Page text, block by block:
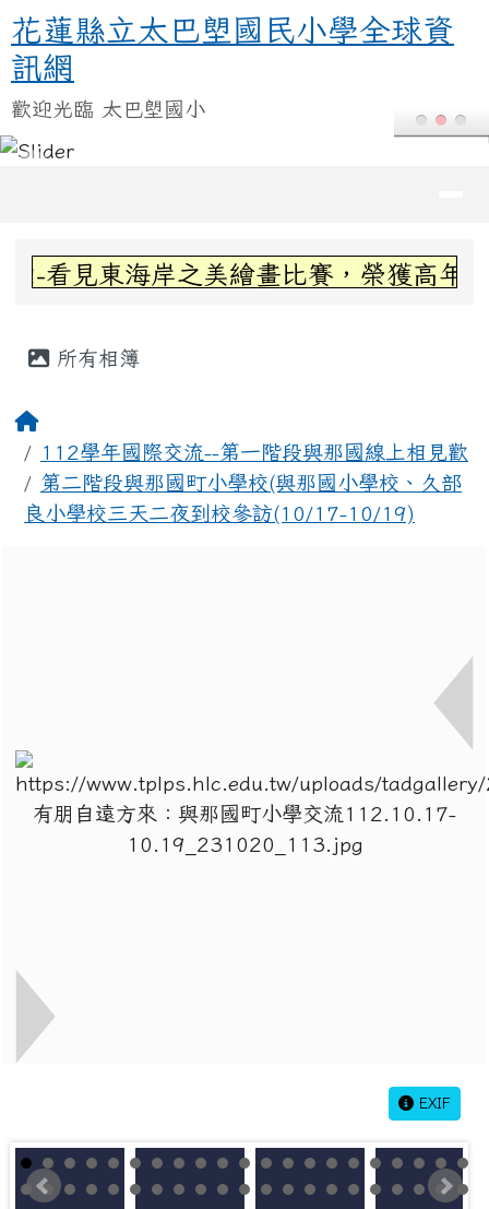
跳至主內容區
花蓮縣立太巴塱國民小學全球資訊
花蓮縣立太巴塱國民小學全球資
訊網
歡迎光臨 太巴塱國小
上中區域內容
見東海岸之美繪畫比賽，榮獲高年級組
所有相簿
回首頁
112學年國際交流--第一階段與那國線上相見歡
第二階段與那國町小學校(與那國小學校、久部
良小學校三天二夜到校參訪(10/17-10/19)
EXIF